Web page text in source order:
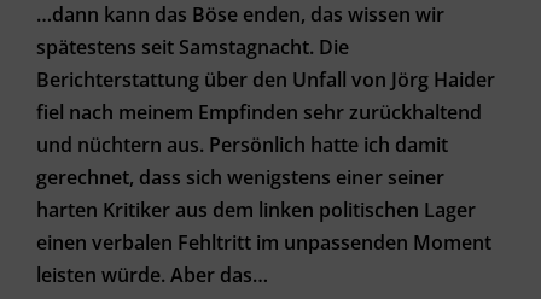
…dann kann das Böse enden, das wissen wir
spätestens seit Samstagnacht. Die
Berichterstattung über den Unfall von Jörg Haider
fiel nach meinem Empfinden sehr zurückhaltend
und nüchtern aus. Persönlich hatte ich damit
gerechnet, dass sich wenigstens einer seiner
harten Kritiker aus dem linken politischen Lager
einen verbalen Fehltritt im unpassenden Moment
leisten würde. Aber das…